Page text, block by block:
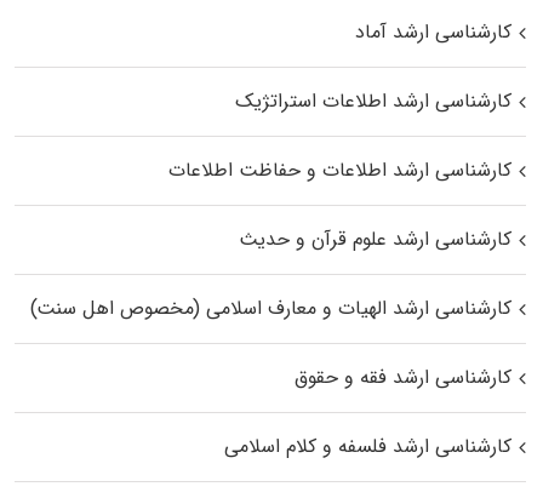
کارشناسی ارشد آماد
کارشناسی ارشد اطلاعات استراتژیک
کارشناسی ارشد اطلاعات و حفاظت اطلاعات
کارشناسی ارشد علوم قرآن و حدیث
کارشناسی ارشد الهیات و معارف اسلامی (مخصوص اهل سنت)
کارشناسی ارشد فقه و حقوق
کارشناسی ارشد فلسفه و کلام اسلامی